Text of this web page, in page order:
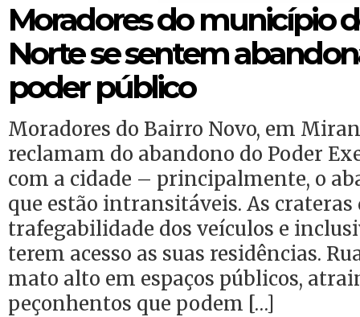
Moradores do município
Norte se sentem
poder público
Moradores do Bairro Novo, em
reclamam do abandono do Poder
com a cidade – principalmente, o
que estão intransitáveis. As
trafegabilidade dos veículos e
terem acesso as suas residências.
mato alto em espaços públicos,
peçonhentos que podem […]